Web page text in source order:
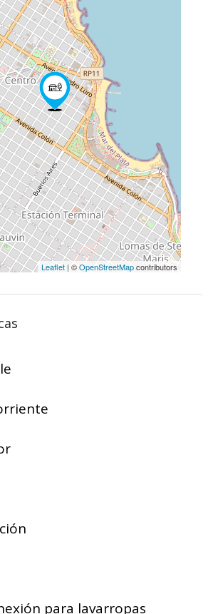
Leaflet | ©OpenStreetMapcontributors
para lavarropas